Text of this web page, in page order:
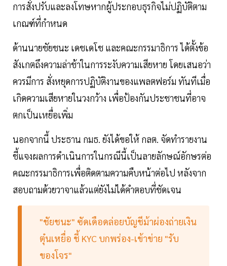
การสั่งปรับและลงโทษหากผู้ประกอบธุรกิจไม่ปฏิบัติตาม
เกณฑ์ที่กำหนด
ด้านนายชัยชนะ เดชเดโช และคณะกรรมาธิการ ได้ตั้งข้อ
สังเกตถึงความล่าช้าในการระงับความเสียหาย โดยเสนอว่า
ควรมีการ สั่งหยุดการปฏิบัติงานของแพลตฟอร์ม ทันทีเมื่อ
เกิดความเสียหายในวงกว้าง เพื่อป้องกันประชาชนที่อาจ
ตกเป็นเหยื่อเพิ่ม
นอกจากนี้ ประธาน กมธ. ยังได้ขอให้ กลต. จัดทำรายงาน
ชี้แจงผลการดำเนินการในกรณีนี้เป็นลายลักษณ์อักษรต่อ
คณะกรรมาธิการเพื่อติดตามความคืบหน้าต่อไป หลังจาก
สอบถามด้วยวาจาแล้วแต่ยังไม่ได้คำตอบที่ชัดเจน
"ชัยชนะ" ซัดเดือดล่อยบัญชีม้าผ่องถ่ายเงิน
ตุ๋นเหยื่อ ชี้ KYC บกพร่อง-เข้าข่าย "รับ
ของโจร"